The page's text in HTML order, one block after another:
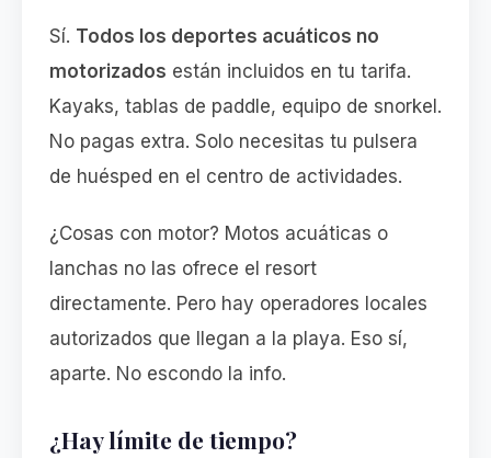
Sí. Todos los deportes acuáticos no
motorizados están incluidos en tu tarifa.
Kayaks, tablas de paddle, equipo de snorkel.
No pagas extra. Solo necesitas tu pulsera
de huésped en el centro de actividades.
¿Cosas con motor? Motos acuáticas o
lanchas no las ofrece el resort
directamente. Pero hay operadores locales
autorizados que llegan a la playa. Eso sí,
aparte. No escondo la info.
¿Hay límite de tiempo?